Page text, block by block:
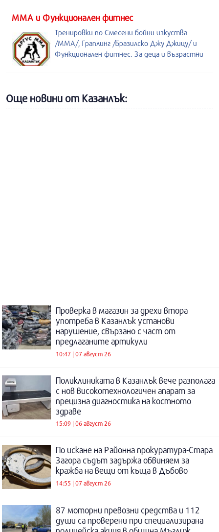
ММА и Функционален фитнес
Тренировки по Смесени бойни изкуства
/MMA/, Граплинг /Бразилско Джу Джицу/ и
Функционален фитнес. За деца и възрастни
Още новини от Казанлък:
Проверка в магазин за дрехи втора
употреба в Казанлък установи
нарушение, свързано с част от
предлаганите артикули
10:47 | 07 август 26
Поликлиниката в Казанлък вече разполага
с нов високотехнологичен апарат за
прецизна диагностика на костното
здраве
15:09 | 06 август 26
По искане на Районна прокуратура-Стара
Загора съдът задържа обвиняем за
кражба на вещи от къща в Дъбово
14:55 | 07 август 26
87 моторни превозни средства и 112
души са проверени при специализирана